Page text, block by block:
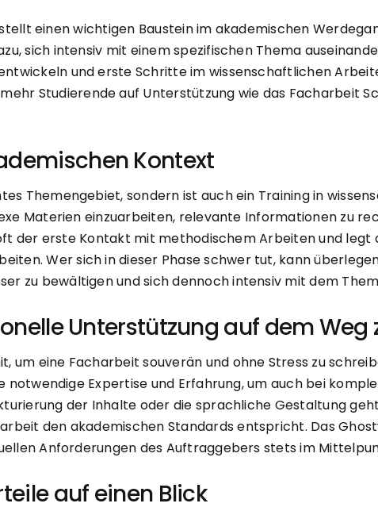
einen wichtigen Baustein im akademischen
sich intensiv mit einem spezifischen Thema
und erste Schritte im wissenschaftlichen
Studierende auf Unterstützung wie das Facharbeit
Kontext
Themengebiet, sondern ist auch ein Training in
Materien einzuarbeiten, relevante Informationen zu
der erste Kontakt mit methodischem Arbeiten und legt
Wer sich in dieser Phase schwer tut, kann
zu bewältigen und sich dennoch intensiv mit dem
Unterstützung auf dem Weg
um eine Facharbeit souverän und ohne Stress zu
Expertise und Erfahrung, um auch bei
der Inhalte oder die sprachliche Gestaltung
den akademischen Standards entspricht. Das
Anforderungen des Auftraggebers stets im
auf einen Blick